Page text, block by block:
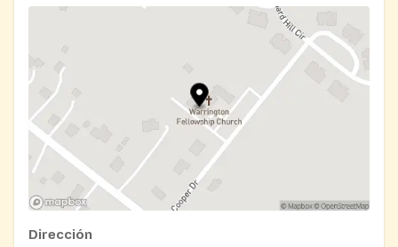
Dirección